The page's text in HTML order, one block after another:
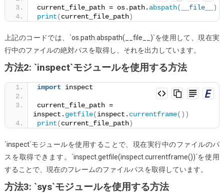
ル
ス
と
名
を
得
す
る
方
法
current_file_path = os.path. abspath( __file__
)
print(current_file_path)
上記のコードでは、`os.path.abspath(__file__)`を使用して、現在実
行中のファイルの絶対パスを取得し、それを出力しています。
方法2: `inspect`モジュールを使用する方法
import inspect
current_file_path =
inspect. getfile(inspect. currentframe())
print(current_file_path)
`inspect`モジュールを使用することで、現在実行中のファイルのパ
スを取得できます。`inspect.getfile(inspect.currentframe())`を使用
することで、現在のフレームのファイルパスを取得しています。
方法3: `sys`モジュールを使用する方法